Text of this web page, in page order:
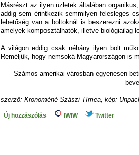
Másrészt az ilyen üzletek általában
addig sem érintkezik semmilyen felesleges
lehetőség van a boltoknál is beszerezni
amelyek komposztálhatók, illetve biológiailag
A világon eddig csak néhány ilyen bolt
Reméljük, hogy nemsoká Magyarországon is
Számos amerikai városban egyenesen
szerző: Kronoméné Szászi Tímea, kép:
Új hozzászólás IWIW Twitter